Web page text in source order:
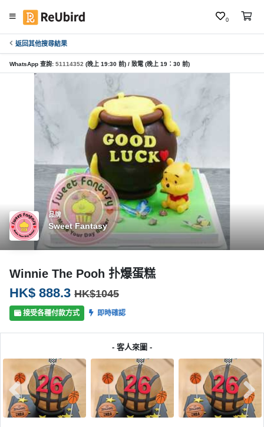
0
返回其他搜尋結果
WhatsApp 查詢: 51114352 (晚上 19:30 前) / 致電 (晚上 19：30 前)
繁
中
E
服
務
產
分
類
r
t
y
類
型
品牌
Sweet Fantasy
Winnie The Pooh 扑爆蛋糕
HK$ 888.3 HK$1045
接受各種付款方式 即時確認
- 客人來圖 -